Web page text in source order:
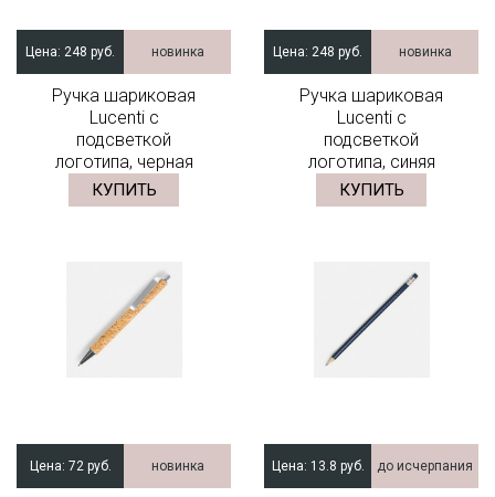
Цена: 248 руб. новинка
Ручка шариковая
Lucenti с
подсветкой
логотипа, черная
КУПИТЬ
Цена: 248 руб. новинка
Ручка шариковая
Lucenti с
подсветкой
логотипа, синяя
КУПИТЬ
Цена: 72 руб. новинка Цена: 13.8 руб. до исчерпания